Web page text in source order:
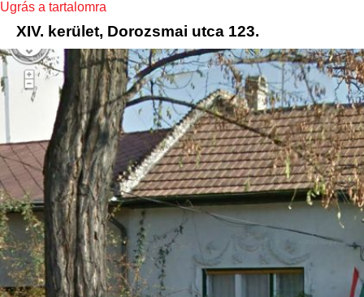
Ugrás a tartalomra
XIV. kerület, Dorozsmai utca 123.